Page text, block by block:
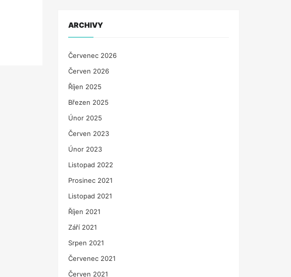
ARCHIVY
Červenec 2026
Červen 2026
Říjen 2025
Březen 2025
Únor 2025
Červen 2023
Únor 2023
Listopad 2022
Prosinec 2021
Listopad 2021
Říjen 2021
Září 2021
Srpen 2021
Červenec 2021
Červen 2021